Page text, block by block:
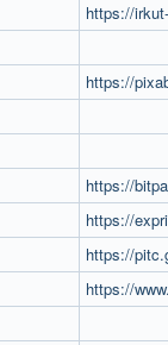
https://
https://
https://
https://
https://
https://